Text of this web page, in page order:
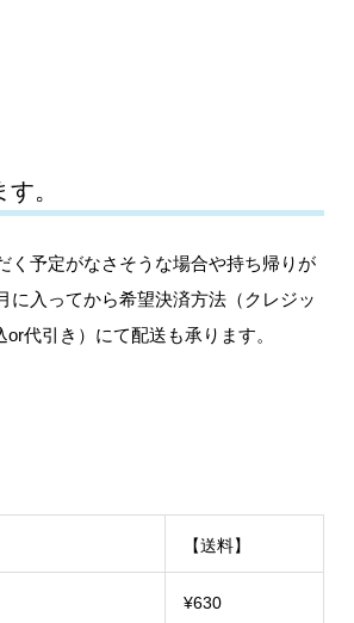
。
く予定がなさそうな場合や持ち帰りが
に入ってから希望決済方法（クレジッ
or代引き）にて配送も承ります。
【送料】
¥630